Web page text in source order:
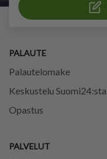
PALAUTE
Palautelomake
Keskustelu Suomi24:sta
Opastus
PALVELUT